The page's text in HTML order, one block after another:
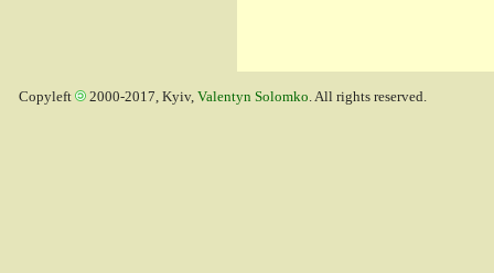
Copyleft 2000-2017, Kyiv, Valentyn Solomko. All rights reserved.